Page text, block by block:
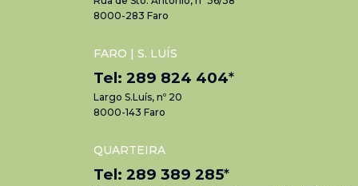
8000-283 Faro
FARO | S. LUÍS
Tel: 289 824 404*
Largo S.Luís, nº 20
8000-143 Faro
QUARTEIRA
Tel: 289 389 285*